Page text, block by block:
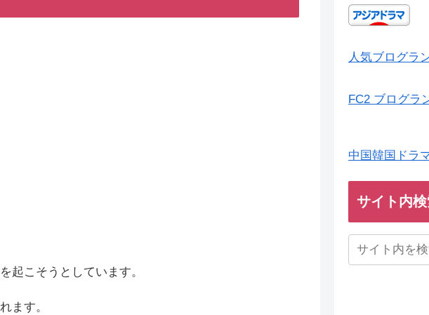
起こそうとしています。
ます。
人気ブログラ
FC2 ブログラ
中国韓国ドラ
サイト内